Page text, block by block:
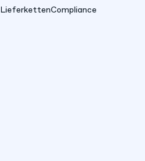
LieferkettenCompliance